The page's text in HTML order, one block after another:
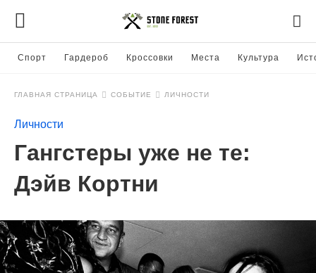
Спорт Гардероб Кроссовки Места Культура
ГЛАВНАЯ СТРАНИЦА СОБЫТИЕ ЛИЧНОСТИ
Личности
Гангстеры уже не те:
Дэйв Кортни